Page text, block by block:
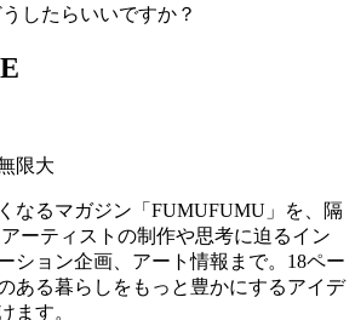
したらいいですか？
限大
なるマガジン「FUMUFUMU」を、隔
ーティストの制作や思考に迫るイン
ション企画、アート情報まで。18ペー
ある暮らしをもっと豊かにするアイデ
ます。